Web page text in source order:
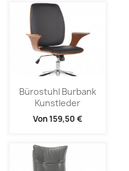
Bürostuhl Burbank
Kunstleder
Von159,50 €